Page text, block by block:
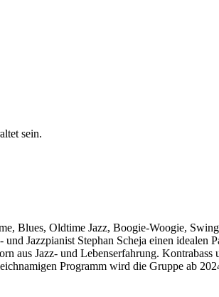
sein.
Blues, Oldtime Jazz, Boogie-Woogie,
Jazzpianist Stephan Scheja einen
aus Jazz- und Lebenserfahrung.
Programm wird die Gruppe ab